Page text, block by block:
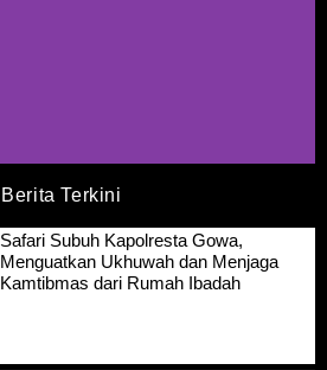
Berita Terkini
Safari Subuh Kapolresta Gowa,
Menguatkan Ukhuwah dan Menjaga
Kamtibmas dari Rumah Ibadah